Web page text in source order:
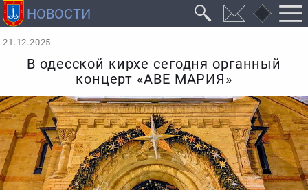
21.12.2025
В одесской кирхе сегодня органный
концерт «АВЕ МАРИЯ»